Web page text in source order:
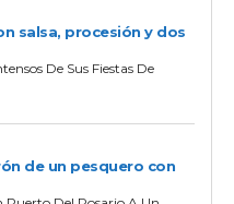
salsa, procesión y dos
De Sus Fiestas De
de un pesquero con